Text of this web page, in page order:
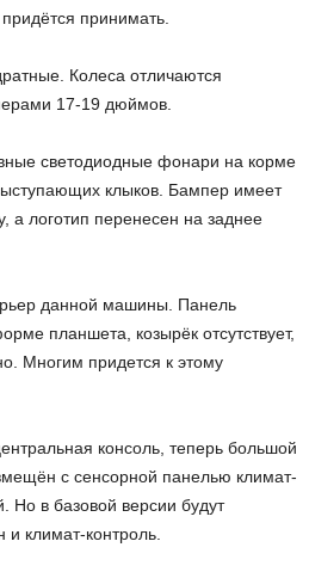
принимать.
Колеса отличаются
17-19 дюймов.
светодиодные фонари на корме
клыков. Бампер имеет
а логотип перенесен на заднее
данной машины. Панель
планшета, козырёк отсутствует,
Многим придется к этому
консоль, теперь большой
с сенсорной панелью климат-
Но в базовой версии будут
климат-контроль.